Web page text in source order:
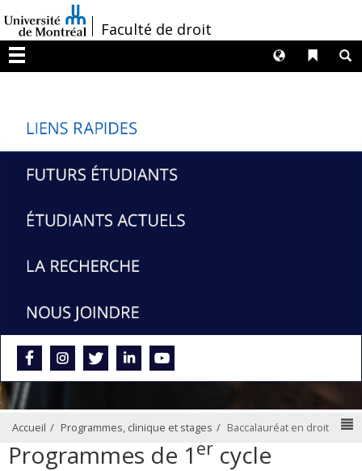
au
contenu
/Faculté de droit
Menu
Liens
Langues
Accueil Programmes, clinique et stages Baccalauréat en droit
Programmes de 1 er cycle